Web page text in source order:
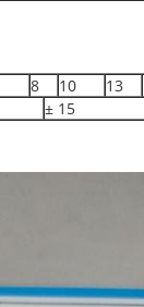
8 10 13
± 15